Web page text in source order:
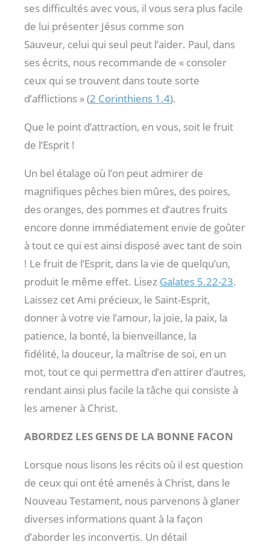
ses difficultés avec vous, il vous sera plus facile
de lui présenter Jésus comme son
Sauveur, celui qui seul peut l’aider. Paul, dans
ses écrits, nous recommande de « consoler
ceux qui se trouvent dans toute sorte
d’afflictions » (2 Corinthiens 1.4).
Que le point d’attraction, en vous, soit le fruit
de l’Esprit !
Un bel étalage où l’on peut admirer de
magnifiques pêches bien mûres, des poires,
des oranges, des pommes et d’autres fruits
encore donne immédiatement envie de goûter
à tout ce qui est ainsi disposé avec tant de soin
! Le fruit de l’Esprit, dans la vie de quelqu’un,
produit le même effet. Lisez Galates 5.22-23.
Laissez cet Ami précieux, le Saint-Esprit,
donner à votre vie l’amour, la joie, la paix, la
patience, la bonté, la bienveillance, la
fidélité, la douceur, la maîtrise de soi, en un
mot, tout ce qui permettra d’en attirer d’autres,
rendant ainsi plus facile la tâche qui consiste à
les amener à Christ.
ABORDEZ LES GENS DE LA BONNE FACON
Lorsque nous lisons les récits où il est question
de ceux qui ont été amenés à Christ, dans le
Nouveau Testament, nous parvenons à glaner
diverses informations quant à la façon
d’aborder les inconvertis. Un détail